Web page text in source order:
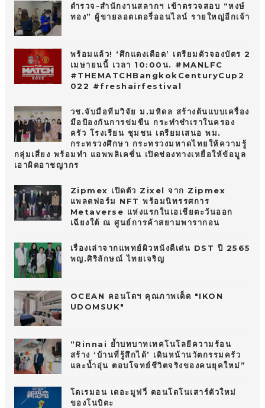
ตำรวจ-สำนักงานสลากฯ เข้าตรวจสอบ “หงษ์
ทอง” ผู้ขายลอตเตอรี่ออนไลน์ รายใหญ่อีกเจ้า
พร้อมแล้ว! ‘ศึกแดงเดือด’ เตรียมตัวจองบัตร 2
เมษายนนี้ เวลา 10:00น. #MANLFC
#THEMATCHBangkokCenturyCup2
022 #freshairfestival
วช.จับมือทีมวิจัย ม.มหิดล สร้างต้นแบบเครื่อง
มือป้องกันการข่มขืน กระทำชำเราในครอง
ครัว โรงเรียน ชุมชน เตรียมเสนอ พม.
กระทรวงศึกษา กระทรวงมหาดไทยให้ความรู้
กลุ่มเสี่ยง พร้อมทำ แอพพลิเคชั่น เปิดช่องทางเหยื่อให้ข้อมูล
เอาผิดอาชญากร
Zipmex เปิดตัว Zixel จาก Zipmex
แพลตฟอร์ม NFT พร้อมนิทรรศการ
Metaverse แห่งแรกในเอเชียตะวันออก
เฉียงใต้ ณ ศูนย์การค้าสยามพารากอน
เรื่องเล่าจากแพทย์ผิวหนังดีเด่น DST ปี 2565
พญ.ศิริลักษณ์ ไทยเจริญ
OCEAN คอนโดฯ คุณภาพเด็ด "IKON
UDOMSUK"
“Rinnai ย้ำบทบาทเทคโนโลยีความร้อน
สร้าง ‘บ้านที่รู้สึกได้’ เดินหน้านวัตกรรมครัว
และน้ำอุ่น ตอบโจทย์ชีวิตจริงของคนยุคใหม่”
โดเรมอน เดอะมูฟวี่ ตอนโดโนเสาร์ตัวใหม่
ของโนบิตะ